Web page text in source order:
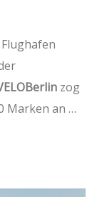
zog
Marken an …